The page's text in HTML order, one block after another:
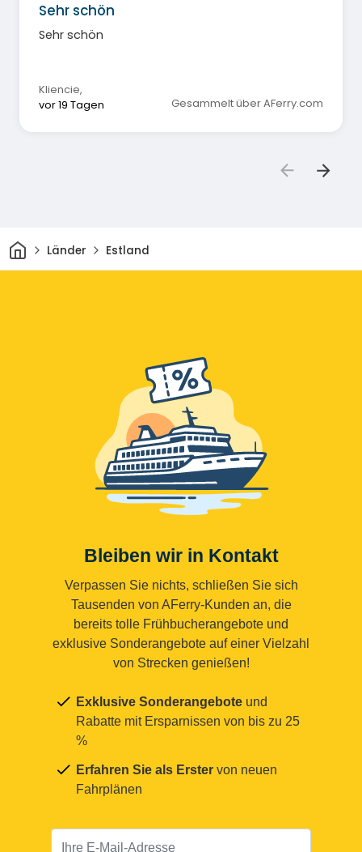
Sehr schön
Sehr schön
Kliencie,
vor 19 Tagen
Gesammelt über AFerry.com
HeimLänder Estland
Bleiben wir in Kontakt
Verpassen Sie nichts, schließen Sie sich
Tausenden von AFerry-Kunden an, die
bereits tolle Frühbucherangebote und
exklusive Sonderangebote auf einer Vielzahl
von Strecken genießen!
Exklusive Sonderangebote und
Rabatte mit Ersparnissen von bis zu 25
%
Erfahren Sie als Erster von neuen
Fahrplänen